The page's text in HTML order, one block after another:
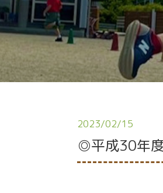
2023/02/15
◎平成30年